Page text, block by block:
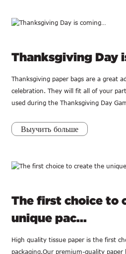
Thanksgiving Day
Thanksgiving paper bags are a great
celebration. They will fit all of your
used during the Thanksgiving Day
Выучить больше
The first choice to
unique pac...
High quality tissue paper is the first
packaging.Our premium-quality paper